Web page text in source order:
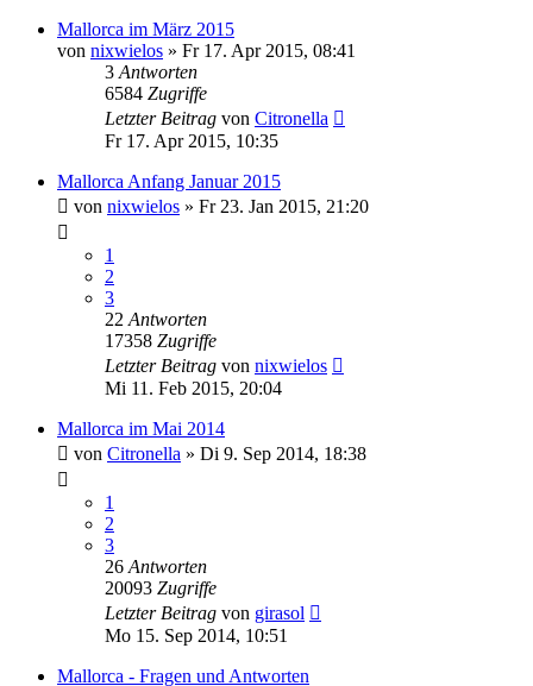
Mallorca im März 2015
von nixwielos » Fr 17. Apr 2015, 08:41
3 Antworten
6584 Zugriffe
Letzter Beitrag von Citronella
Fr 17. Apr 2015, 10:35
Mallorca Anfang Januar 2015
von nixwielos » Fr 23. Jan 2015, 21:20
1
2
3
22 Antworten
17358 Zugriffe
Letzter Beitrag von nixwielos
Mi 11. Feb 2015, 20:04
Mallorca im Mai 2014
von Citronella » Di 9. Sep 2014, 18:38
1
2
3
26 Antworten
20093 Zugriffe
Letzter Beitrag von girasol
Mo 15. Sep 2014, 10:51
Mallorca - Fragen und Antworten